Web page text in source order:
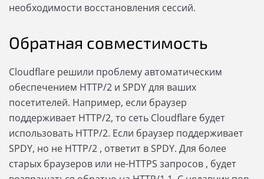
необходимости восстановления сессий.
Обратная совместимость
Cloudflare решили проблему автоматическим
обеспечением HTTP/2 и SPDY для ваших
посетителей. Например, если браузер
поддерживает HTTP/2, то сеть Cloudflare будет
использовать HTTP/2. Если браузер поддерживает
SPDY, но не HTTP/2 , ответит в SPDY. Для более
старых браузеров или не-HTTPS запросов , будет